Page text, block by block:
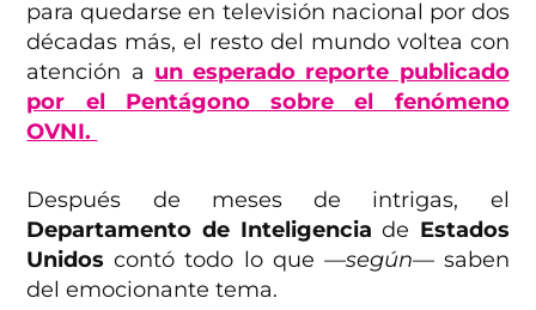
para quedarse en televisión nacional por dos
décadas más, el resto del mundo voltea con
atención a un esperado reporte publicado
por el Pentágono sobre el fenómeno
OVNI.
Después de meses de intrigas, el
Departamento de Inteligencia de Estados
Unidos contó todo lo que —según—saben
del emocionante tema.